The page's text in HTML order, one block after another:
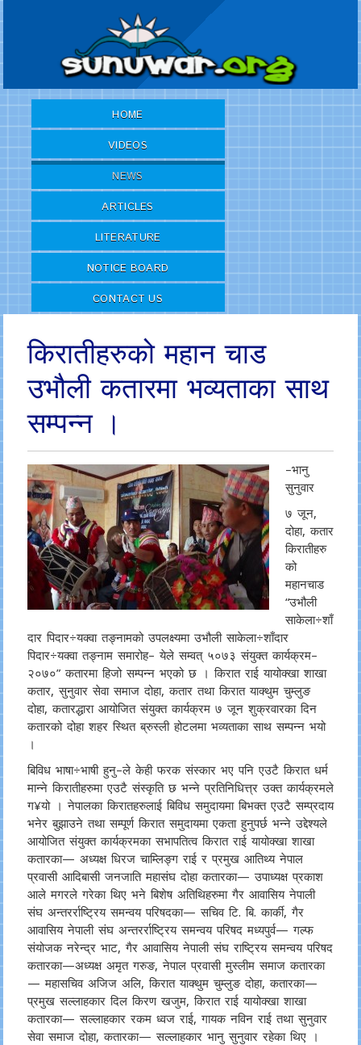
HOME
VIDEOS
NEWS
ARTICLES
LITERATURE
NOTICE BOARD
CONTACT US
किरातीहरुको महान चाड
उभौली कतारमा भव्यताका साथ
सम्पन्न ।
–भानु
सुनुवार
७ जून,
दोहा, कतार
किरातीहरु
को
महानचाड
“उभौली
साकेला÷शाँ
दार पिदार÷यक्वा तङ्नामको उपलक्ष्यमा उभौली साकेला÷शाँदार
पिदार÷यक्वा तङ्नाम समारोह– येले सम्वत् ५०७३ संयुक्त कार्यक्रम–
२०७०” कतारमा हिजो सम्पन्न भएको छ । किरात राई यायोक्खा शाखा
कतार, सुनुवार सेवा समाज दोहा, कतार तथा किरात याक्थुम चुम्लुङ
दोहा, कतारद्धारा आयोजित संयुक्त कार्यक्रम ७ जून शुक्रवारका दिन
कतारको दोहा शहर स्थित ब्रुस्ली होटलमा भव्यताका साथ सम्पन्न भयो
।
बिविध भाषा÷भाषी हुनु–ले केही फरक संस्कार भए पनि एउटै किरात धर्म
मान्ने किरातीहरुमा एउटै संस्कृति छ भन्ने प्रतिनिधित्त्र उक्त कार्यक्रमले
ग¥यो । नेपालका किरातहरुलाई बिविध समुदायमा बिभक्त एउटै सम्प्रदाय
भनेर बुझाउने तथा सम्पूर्ण किरात समुदायमा एकता हुनुपर्छ भन्ने उद्देश्यले
आयोजित संयुक्त कार्यक्रमका सभापतित्व किरात राई यायोक्खा शाखा
कतारका— अध्यक्ष धिरज चाम्लिङ्ग राई र प्रमुख आतिथ्य नेपाल
प्रवासी आदिबासी जनजाति महासंघ दोहा कतारका— उपाध्यक्ष प्रकाश
आले मगरले गरेका थिए भने बिशेष अतिथिहरुमा गैर आवासिय नेपाली
संघ अन्तरर्राष्ट्रिय समन्वय परिषदका— सचिव टि. बि. कार्की, गैर
आवासिय नेपाली संघ अन्तरर्राष्ट्रिय समन्वय परिषद मध्यपुर्व— गल्फ
संयोजक नरेन्द्र भाट, गैर आवासिय नेपाली संघ राष्ट्रिय समन्वय परिषद
कतारका—अध्यक्ष अमृत गरुङ, नेपाल प्रवासी मुस्लीम समाज कतारका
— महासचिव अजिज अलि, किरात याक्थुम चुम्लुङ दोहा, कतारका—
प्रमुख सल्लाहकार दिल किरण खजुम, किरात राई यायोक्खा शाखा
कतारका— सल्लाहकार रकम ध्वज राई, गायक नविन राई तथा सुनुवार
सेवा समाज दोहा, कतारका— सल्लाहकार भानु सुनुवार रहेका थिए ।